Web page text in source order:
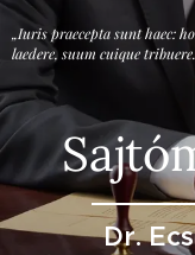
„Iuris praecepta sunt haec:
laedere, suum cuique
Dr.